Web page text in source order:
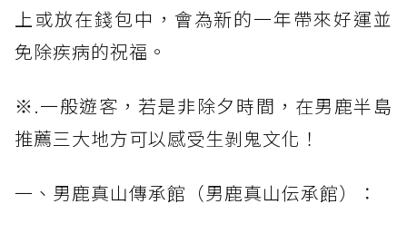
上或放在錢包中，會為新的一年帶來好運並
免除疾病的祝福。
※.一般遊客，若是非除夕時間，在男鹿半島
推薦三大地方可以感受生剝鬼文化！
一、男鹿真山傳承館（男鹿真山伝承館）：